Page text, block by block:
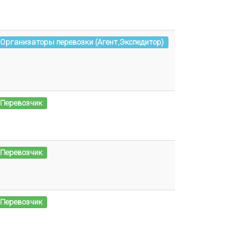
Организаторы перевозки (Агент,Экспедитор)
Перевозчик
Перевозчик
Перевозчик